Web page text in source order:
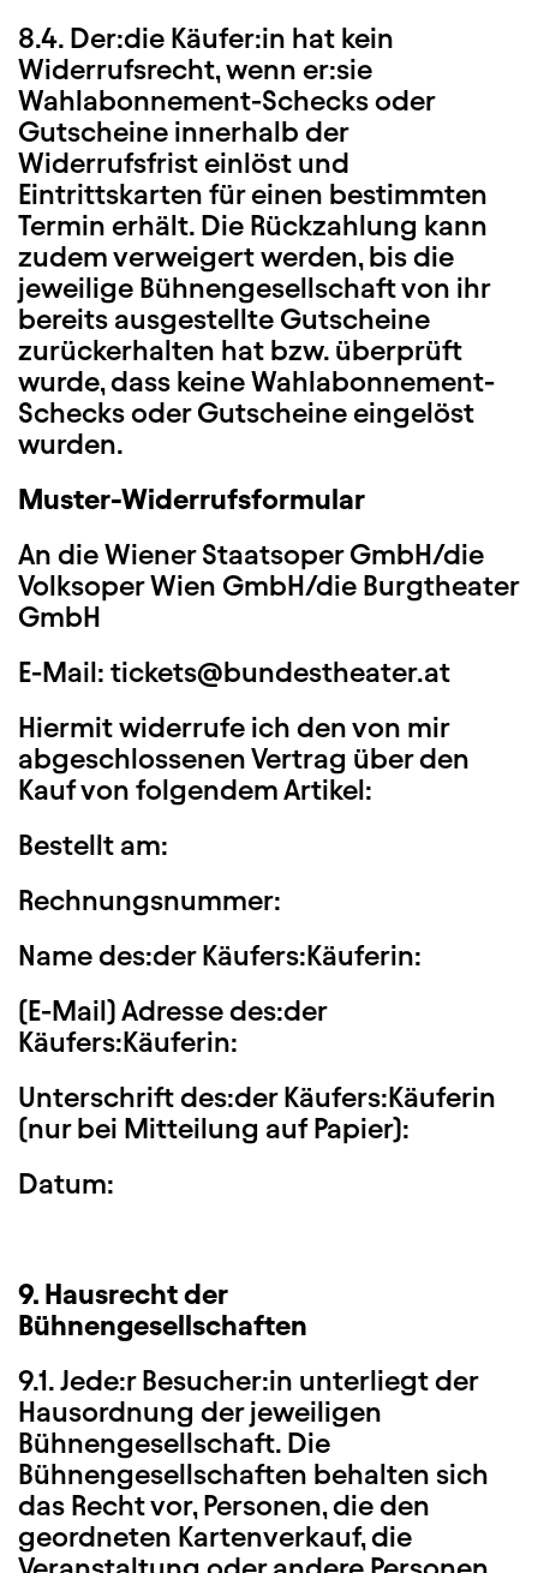
8.4. Der:die Käufer:in hat kein
Widerrufsrecht, wenn er:sie
Wahlabonnement-Schecks oder
Gutscheine innerhalb der
Widerrufsfrist einlöst und
Eintrittskarten für einen bestimmten
Termin erhält. Die Rückzahlung kann
zudem verweigert werden, bis die
jeweilige Bühnengesellschaft von ihr
bereits ausgestellte Gutscheine
zurückerhalten hat bzw. überprüft
wurde, dass keine Wahlabonnement-
Schecks oder Gutscheine eingelöst
wurden.
Muster-Widerrufsformular
An die Wiener Staatsoper GmbH/die
Volksoper Wien GmbH/die Burgtheater
GmbH
E-Mail: tickets@bundestheater.at
Hiermit widerrufe ich den von mir
abgeschlossenen Vertrag über den
Kauf von folgendem Artikel:
Bestellt am:
Rechnungsnummer:
Name des:der Käufers:Käuferin:
(E-Mail) Adresse des:der
Käufers:Käuferin:
Unterschrift des:der Käufers:Käuferin
(nur bei Mitteilung auf Papier):
Datum:
9. Hausrecht der
Bühnengesellschaften
9.1. Jede:r Besucher:in unterliegt der
Hausordnung der jeweiligen
Bühnengesellschaft. Die
Bühnengesellschaften behalten sich
das Recht vor, Personen, die den
geordneten Kartenverkauf, die